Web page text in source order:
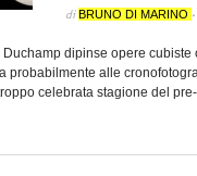
diBRUNO DI MARINO •
dipinse opere
probabilmente alle
celebrata stagione del